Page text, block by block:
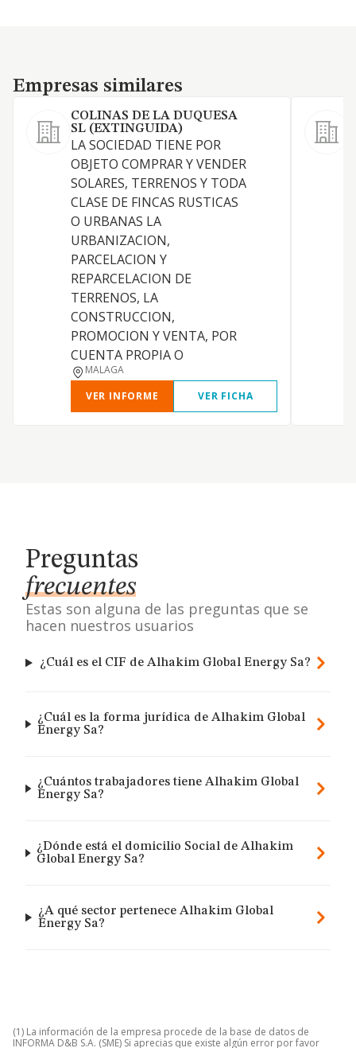
Empresas similares
Empresas similares
COLINAS DE LA DUQUESA
SL (EXTINGUIDA)
LA SOCIEDAD TIENE POR
OBJETO COMPRAR Y VENDER
SOLARES, TERRENOS Y TODA
CLASE DE FINCAS RUSTICAS
O URBANAS LA
URBANIZACION,
PARCELACION Y
REPARCELACION DE
TERRENOS, LA
CONSTRUCCION,
PROMOCION Y VENTA, POR
CUENTA PROPIA O
MALAGA
VER INFORME
VER FICHA
Preguntas
frecuentes
Estas son alguna de las preguntas que se
hacen nuestros usuarios
¿Cuál es el CIF de Alhakim Global Energy Sa?
¿Cuál es la forma jurídica de Alhakim Global
Energy Sa?
¿Cuántos trabajadores tiene Alhakim Global
Energy Sa?
¿Dónde está el domicilio Social de Alhakim
Global Energy Sa?
¿A qué sector pertenece Alhakim Global
Energy Sa?
(1) La información de la empresa procede de la base de datos de
INFORMA D&B S.A. (SME) Si aprecias que existe algún error por favor